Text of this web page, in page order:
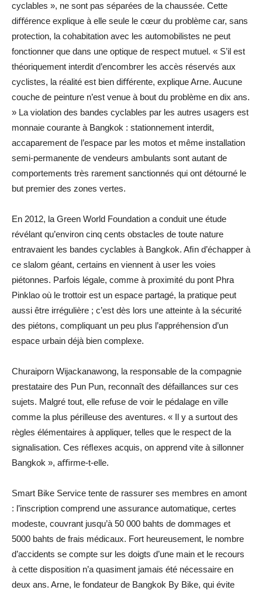
cyclables », ne sont pas séparées de la chaussée. Cette
diﬀérence explique à elle seule le cœur du problème car, sans
protection, la cohabitation avec les automobilistes ne peut
fonctionner que dans une optique de respect mutuel. « S’il est
théoriquement interdit d’encombrer les accès réservés aux
cyclistes, la réalité est bien diﬀérente, explique Arne. Aucune
couche de peinture n’est venue à bout du problème en dix ans.
» La violation des bandes cyclables par les autres usagers est
monnaie courante à Bangkok : stationnement interdit,
accaparement de l’espace par les motos et même installation
semi-permanente de vendeurs ambulants sont autant de
comportements très rarement sanctionnés qui ont détourné le
but premier des zones vertes.
En 2012, la Green World Foundation a conduit une étude
révélant qu’environ cinq cents obstacles de toute nature
entravaient les bandes cyclables à Bangkok. Aﬁn d’échapper à
ce slalom géant, certains en viennent à user les voies
piétonnes. Parfois légale, comme à proximité du pont Phra
Pinklao où le trottoir est un espace partagé, la pratique peut
aussi être irrégulière ; c’est dès lors une atteinte à la sécurité
des piétons, compliquant un peu plus l’appréhension d’un
espace urbain déjà bien complexe.
Churaiporn Wijackanawong, la responsable de la compagnie
prestataire des Pun Pun, reconnaît des défaillances sur ces
sujets. Malgré tout, elle refuse de voir le pédalage en ville
comme la plus périlleuse des aventures. « Il y a surtout des
règles élémentaires à appliquer, telles que le respect de la
signalisation. Ces réﬂexes acquis, on apprend vite à sillonner
Bangkok », aﬃrme-t-elle.
Smart Bike Service tente de rassurer ses membres en amont
: l’inscription comprend une assurance automatique, certes
modeste, couvrant jusqu’à 50 000 bahts de dommages et
5000 bahts de frais médicaux. Fort heureusement, le nombre
d’accidents se compte sur les doigts d’une main et le recours
à cette disposition n’a quasiment jamais été nécessaire en
deux ans. Arne, le fondateur de Bangkok By Bike, qui évite